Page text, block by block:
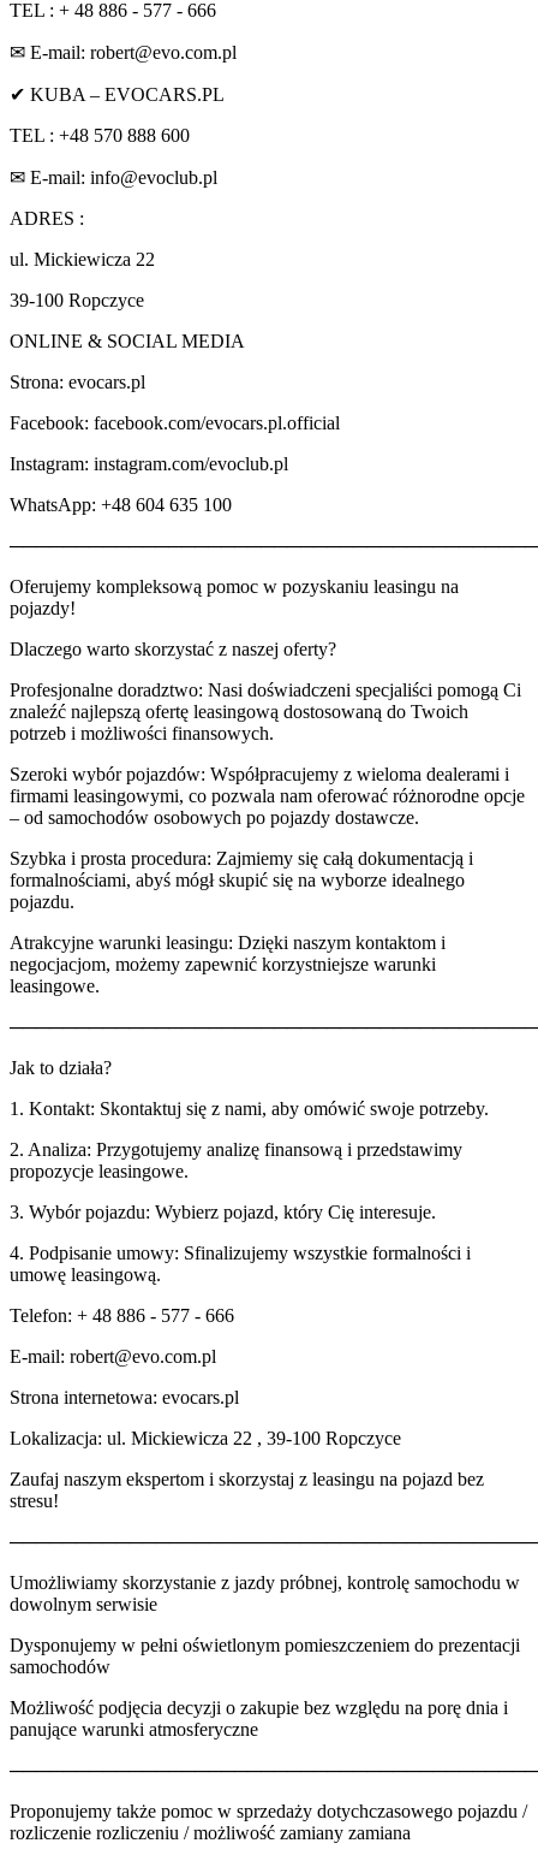
TEL : ‪‪‪‪‪+ 48 886 - 577 - 666‬‬‬‬‬
✉ E-mail: robert@evo.com.pl
✔ KUBA – EVOCARS.PL
TEL : ‪‪‪‪‪‪+48 570 888 600‬‬‬‬‬‬
✉ E-mail: info@evoclub.pl
ADRES :
ul. Mickiewicza 22
39-100 Ropczyce
ONLINE & SOCIAL MEDIA
Strona: ‪evocars.pl‬
Facebook: ‪‪‪‪‪facebook.com/evocars.pl.official‬‬‬‬‬
Instagram: ‪‪‪‪‪instagram.com/evoclub.pl‬‬‬‬‬
WhatsApp: ‪‪‪‪‪‪+48 604 635 100
Oferujemy kompleksową pomoc w pozyskaniu leasingu na
pojazdy!
Dlaczego warto skorzystać z naszej oferty?
Profesjonalne doradztwo: Nasi doświadczeni specjaliści pomogą Ci
znaleźć najlepszą ofertę leasingową dostosowaną do Twoich
potrzeb i możliwości finansowych.
Szeroki wybór pojazdów: Współpracujemy z wieloma dealerami i
firmami leasingowymi, co pozwala nam oferować różnorodne opcje
– od samochodów osobowych po pojazdy dostawcze.
Szybka i prosta procedura: Zajmiemy się całą dokumentacją i
formalnościami, abyś mógł skupić się na wyborze idealnego
pojazdu.
Atrakcyjne warunki leasingu: Dzięki naszym kontaktom i
negocjacjom, możemy zapewnić korzystniejsze warunki
leasingowe.
Jak to działa?
1. Kontakt: Skontaktuj się z nami, aby omówić swoje potrzeby.
2. Analiza: Przygotujemy analizę finansową i przedstawimy
propozycje leasingowe.
3. Wybór pojazdu: Wybierz pojazd, który Cię interesuje.
4. Podpisanie umowy: Sfinalizujemy wszystkie formalności i
umowę leasingową.
Telefon: + 48 886 - 577 - 666
E-mail: robert@evo.com.pl
Strona internetowa: evocars.pl
Lokalizacja: ul. Mickiewicza 22 , 39-100 Ropczyce
Zaufaj naszym ekspertom i skorzystaj z leasingu na pojazd bez
stresu!
Umożliwiamy skorzystanie z jazdy próbnej, kontrolę samochodu w
dowolnym serwisie
Dysponujemy w pełni oświetlonym pomieszczeniem do prezentacji
samochodów
Możliwość podjęcia decyzji o zakupie bez względu na porę dnia i
panujące warunki atmosferyczne
Proponujemy także pomoc w sprzedaży dotychczasowego pojazdu /
rozliczenie rozliczeniu / możliwość zamiany zamiana